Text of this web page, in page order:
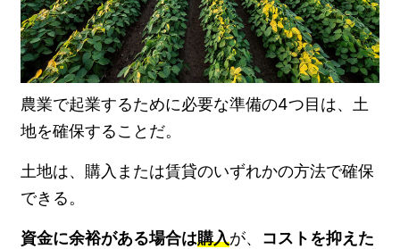
農業で起業するために必要な準備の4つ目は、土
地を確保することだ。
土地は、購入または賃貸のいずれかの方法で確保
できる。
資金に余裕がある場合は購入が、 コストを抑えた